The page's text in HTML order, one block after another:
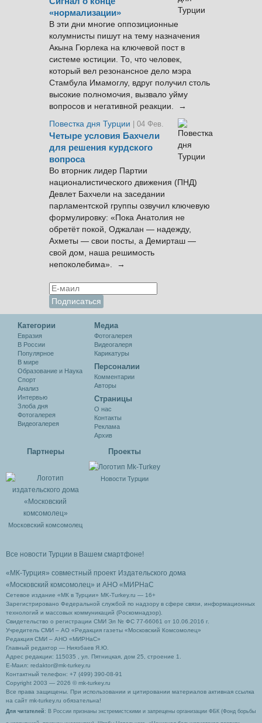
«нормализации»
В эти дни многие оппозиционные
колумнисты пишут на тему назначения
Акына Гюрлека на ключевой пост в
системе юстиции. То, что человек,
который вел резонансное дело мэра
Стамбула Имамоглу, вдруг получил столь
высокие полномочия, вызвало уйму
вопросов и негативной реакции. →
Повестка дня Турции
| 04 Фев.
Четыре условия Бахчели
для решения курдского
вопроса
Во вторник лидер Партии
националистического движения (ПНД)
Девлет Бахчели на заседании
парламентской группы озвучил ключевую
формулировку: «Пока Анатолия не
обретёт покой, Оджалан — надежду,
Ахметы — свои посты, а Демирташ —
свой дом, наша решимость
непоколебима». →
Категории
Евразия
В России
Популярное
В мире
Образование и Наука
Спорт
Анализ
Интервью
Злоба дня
Фотогалерея
Видеогалерея
Медиа
Фотогалерея
Видеогалеря
Карикатуры
Персоналии
Комментарии
Авторы
Cтраницы
О нас
Контакты
Реклама
Архив
Партнеры
Московский комсомолец
Проекты
Новости Турции
Все новости Турции в Вашем смартфоне!
«МК-Турция» совместный проект Издательского дома
«Московский комсомолец» и АНО «МИРНаС
Сетевое издание «МК в Турции» MK-Turkey.ru — 16+
Зарегистрировано Федеральной службой по надзору в сфере связи, информационных
технологий и массовых коммуникаций (Роскомнадзор).
Свидетельство о регистрации СМИ Эл № ФС 77-66061 от 10.06.2016 г.
Учредитель СМИ – АО «Редакция газеты «Московский Комсомолец»
Редакция СМИ – АНО «МИРНаС»
Главный редактор — Ниязбаев Я.Ю.
Адрес редакции: 115035 , ул. Пятницкая, дом 25, строение 1.
Е-Маил: redaktor@mk-turkey.ru
Контактный телефон: +7 (499) 390-08-91
Copyright 2003 — 2026 © mk-turkey.ru
Все права защищены. При использовании и цитировании материалов активная ссылка
на сайт mk-turkey.ru обязательна!
Для читателей : В России признаны экстремистскими и запрещены организации ФБК (Фонд борьбы